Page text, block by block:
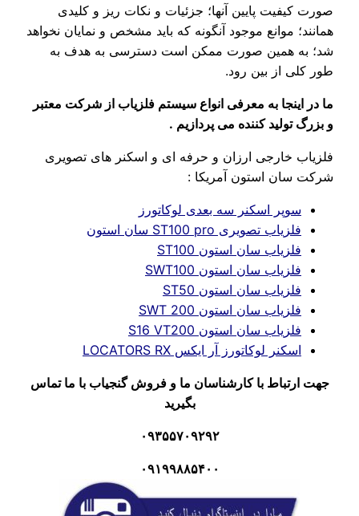
صورت کیفیت پایین آنها؛ جزئیات و نکات ریز و کلیدی
همانند؛ موانع موجود آنگونه که باید مشخص و نمایان نخواهد
شد؛ به همین صورت ممکن است دسترسی به هدف به
طور کلی از بین رود.
ما در اینجا به معرفی انواع سیستم فلزیاب از شرکت معتبر
و بزرگ تولید کننده می پردازیم .
فلزیاب خارجی ارزان و حرفه ای و اسکنر های تصویری
شرکت سان استون آمریکا :
سوپر اسکنر سه بعدی لوکاتورز
فلزیاب تصویری ST100 pro سان استون
فلزیاب سان استون ST100
فلزیاب سان استون SWT100
فلزیاب سان استون ST50
فلزیاب سان استون SWT 200
فلزیاب سان استون S16 VT200
اسکنر لوکاتورز آر ایکس LOCATORS RX
جهت ارتباط با کارشناسان ما و فروش گنجیاب با ما تماس
بگیرید
۰۹۳۵۵۷۰۹۲۹۲
۰۹۱۹۹۸۸۵۴۰۰